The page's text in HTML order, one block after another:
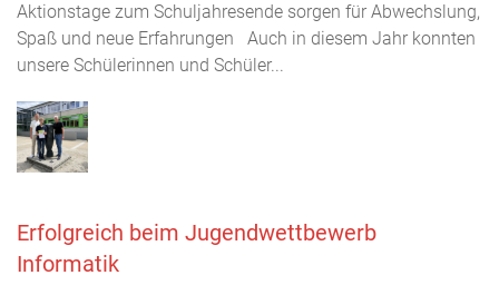
Aktionstage zum Schuljahresende sorgen für Abwechslung,
Spaß und neue Erfahrungen Auch in diesem Jahr konnten
unsere Schülerinnen und Schüler...
Erfolgreich beim Jugendwettbewerb
Informatik